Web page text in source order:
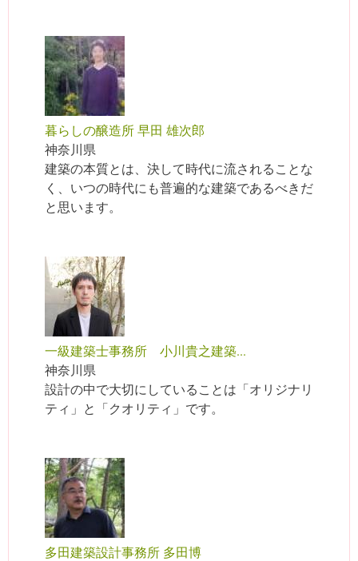
暮らしの醸造所 早田 雄次郎
神奈川県
建築の本質とは、決して時代に流されることな
く、いつの時代にも普遍的な建築であるべきだ
と思います。
一級建築士事務所 小川貴之建築...
神奈川県
設計の中で大切にしていることは「オリジナリ
ティ」と「クオリティ」です。
多田建築設計事務所 多田博